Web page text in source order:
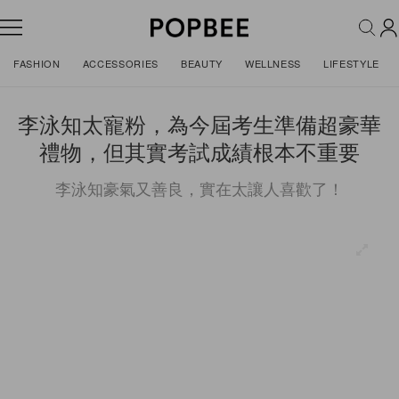
FASHION ACCESSORIES BEAUTY WELLNESS LIFESTYLE
李泳知太寵粉，為今屆考生準備超豪華
禮物，但其實考試成績根本不重要
李泳知豪氣又善良，實在太讓人喜歡了！